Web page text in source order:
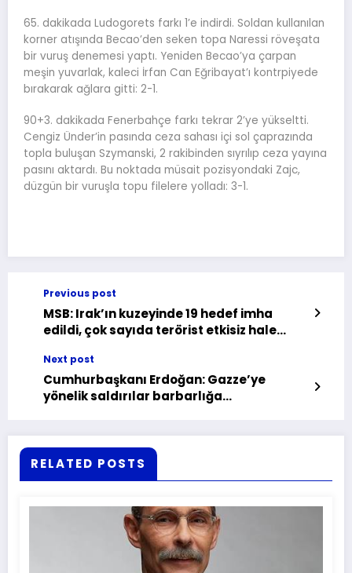
65. dakikada Ludogorets farkı 1’e indirdi. Soldan kullanılan
korner atışında Becao’den seken topa Naressi röveşata
bir vuruş denemesi yaptı. Yeniden Becao’ya çarpan
meşin yuvarlak, kaleci İrfan Can Eğribayat’ı kontrpiyede
bırakarak ağlara gitti: 2-1.
90+3. dakikada Fenerbahçe farkı tekrar 2’ye yükseltti.
Cengiz Ünder’in pasında ceza sahası içi sol çaprazında
topla buluşan Szymanski, 2 rakibinden sıyrılıp ceza yayına
pasını aktardı. Bu noktada müsait pozisyondaki Zajc,
düzgün bir vuruşla topu filelere yolladı: 3-1.
Previous post
MSB: Irak’ın kuzeyinde 19 hedef imha
edildi, çok sayıda terörist etkisiz hale
Next post
Cumhurbaşkanı Erdoğan: Gazze’ye
yönelik saldırılar barbarlığa
RELATED POSTS